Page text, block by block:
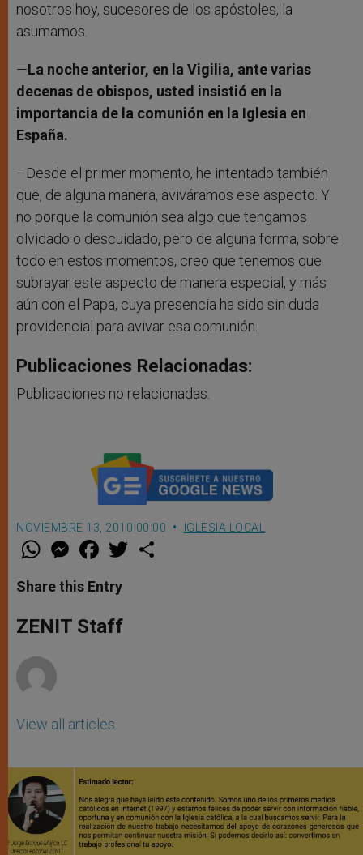
nosotros hoy, sucesores de los apóstoles, la
asumamos.
—La noche anterior, en la Vigilia, ante varias
decenas de obispos, usted insistió en la
importancia de la comunión en la Iglesia en
España.
–Desde el primer momento, he intentado también
que, de alguna manera, aviváramos ese aspecto. Y
no porque la comunión sea algo que tengamos
olvidado o descuidado, pero de alguna forma, sobre
todo en estos momentos, creo que tenemos que
subrayar este aspecto de manera especial, y más
aún con el Papa, cuya presencia ha sido sin duda
providencial para avivar esa comunión.
Publicaciones Relacionadas:
Publicaciones no relacionadas.
NOVIEMBRE 13, 2010 00:00 IGLESIA LOCAL
W
t
s
p
p
M
e
s
e
g
e
F
a
e
b
o
k
w
Share this Entry
ZENIT Staff
View all articles